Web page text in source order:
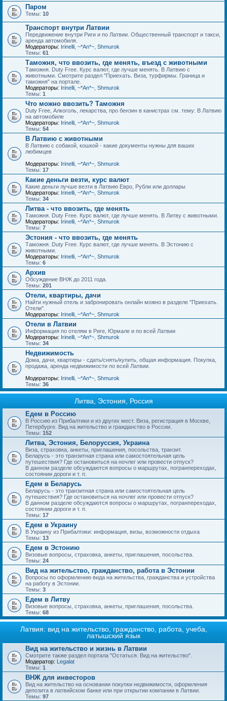
Паром
Темы: 10
Транспорт внутри Латвии
Передвижение внутри Риги и по Латвии. Общественный транспорт и такси,
аренда автомобиля.
Модераторы: Irinelli ~*An*~ Shmurok
Темы: 61
Таможня, что ввозить, где менять, въезд с животными
Таможня. Duty Free. Курс валют, где лучше менять. В Латвию с
животными. Смотрите раздел "Приехать. Виза, турфирмы. Граница и
таможня" на портале.
Модераторы: Irinelli ~*An*~ Shmurok
Темы: 1
Что можно ввозить? Таможня
Duty Free, Алкоголь, лекарства, про бензин в канистрах см. тему: В Латвию
на автомобиле
Модераторы: Irinelli ~*An*~ Shmurok
Темы: 54
В Латвию с животными
В Латвию с собакой, кошкой - какие документы нужны для ваших
любимцев
Модераторы: Irinelli ~*An*~ Shmurok
Темы: 17
Какие деньги везти, курс валют
Какие деньги лучше везти в Латвию Евро, Рубли или доллары
Модераторы: Irinelli ~*An*~ Shmurok
Темы: 34
Литва - что ввозить, где менять
Таможня. Duty Free. Курс валют, где лучше менять. В Литву с животными.
Модераторы: Irinelli ~*An*~ Shmurok
Темы: 7
Эстония - что ввозить, где менять
Таможня. Duty Free. Курс валют, где лучше менять. В Эстонию с
животными.
Модераторы: Irinelli ~*An*~ Shmurok
Темы: 6
Архив
Обсуждение ВНЖ до 2011 года.
Темы: 201
Отели, квартиры, дачи
Найти нужный отель и забронировать онлайн можно в разделе "Приехать.
Отели".
Модераторы: Irinelli ~*An*~ Shmurok
Отели в Латвии
Информация по отелям в Риге, Юрмале и по всей Латвии
Модераторы: Irinelli ~*An*~ Shmurok
Темы: 34
Недвижимость
Дома, дачи, квартиры - сдать/снять/купить, общая информация. Покупка,
продажа, аренда недвижимости по всей Латвии.
Модераторы: Irinelli ~*An*~ Shmurok
Темы: 36
Литва, Эстония, Россия
Едем в Россию
В Россию из Прибалтики и из других мест. Виза, регистрация в Москве,
Петербурге. Вид на жительство и гражданство в России.
Темы: 152
Литва, Эстония, Белоруссия, Украина
Виза, страховка, анкеты, приглашения, посольства, транзит.
Беларусь - это транзитная страна или самостоятельная цель
путешествия? Где остановиться на ночлег или провести отпуск?
В данном разделе обсуждаются вопросы о маршрутах, погранпереходах,
состоянии дороги и т. п.
Едем в Беларусь
Беларусь - это транзитная страна или самостоятельная цель
путешествия? Где остановиться на ночлег или провести отпуск?
В данном разделе обсуждаются вопросы о маршрутах, погранпереходах,
состоянии дороги и т. п.
Темы: 17
Едем в Украину
В Украину из Прибалтики: информация, визы, возможности отдыха
Темы: 13
Едем в Эстонию
Визовые вопросы, страховка, анкеты, приглашения, посольства.
Темы: 24
Вид на жительство, гражданство, работа в Эстонии
Вопросы по оформлению вида на жительства, гражданства и устройства
на работу в Эстонии.
Темы: 3
Едем в Литву
Визовые вопросы, страховка, анкеты, приглашения, посольства.
Темы: 68
Латвия: вид на жительство, гражданство, работа, учеба,
латышский язык
Вид на жительство и жизнь в Латвии
Смотрите также раздел портала "Остаться. Вид на жительство".
Модератор:
Legalat
Темы: 1
ВНЖ для инвесторов
Вид на жительство на основании покупки недвижимости, оформления
депозита в латвийском банке или при открытии компании в Латвии.
Темы: 97